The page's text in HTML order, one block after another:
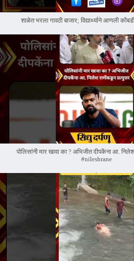
शाळेत भरला गावठी बाजार; विद्यार्थ्याने आणली
पोलिसांनी मार खावा का ? अभिजीत दीपकेंना आ.
#nileshrane